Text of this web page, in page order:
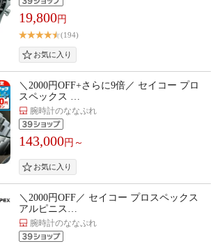
19,800円
(194)
＼2000円OFF+さらに9倍／ セイコー プロ
スペックス …
腕時計のななぷれ
143,000円～
＼2000円OFF／ セイコー プロスペックス
アルピニス…
腕時計のななぷれ